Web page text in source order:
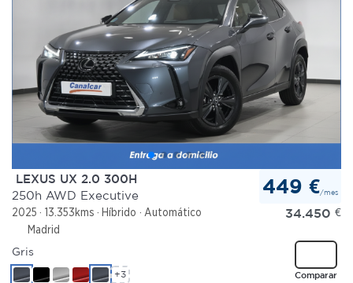
LEXUS UX 2.0 300H
250h AWD Executive
2025 13.353kms Híbrido
Automático
Madrid
449 €/mes
34.450 €
Comparar
Gris
+3